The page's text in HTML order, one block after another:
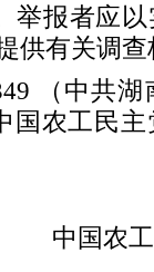
举报者应
供有关调
（中共
国农工民
中国农